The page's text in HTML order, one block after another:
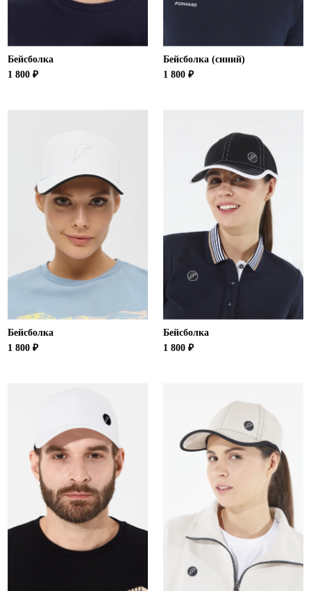
Бейсболка
1 800 ₽
Бейсболка (синий)
1 800 ₽
Бейсболка
1 800 ₽
Бейсболка
1 800 ₽